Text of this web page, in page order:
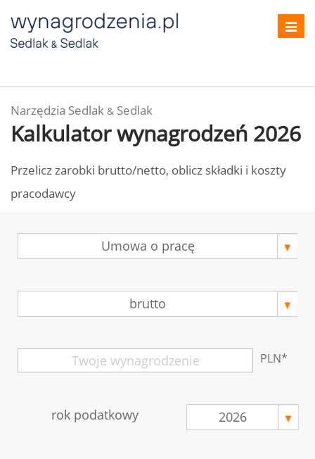
Narzędzia Sedlak & Sedlak
Kalkulator wynagrodzeń 2026
Przelicz zarobki brutto/netto, oblicz składki i koszty
pracodawcy
rok podatkowy